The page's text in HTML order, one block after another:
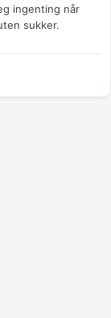
ingenting når
sukker.